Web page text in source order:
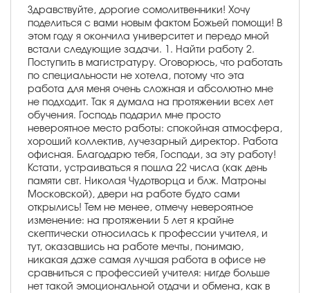
Здравствуйте, дорогие сомолитвенники! Хочу
поделиться с вами новым фактом Божьей помощи! В
этом году я окончила университет и передо мной
встали следующие задачи. 1. Найти работу 2.
Поступить в магистратуру. Оговорюсь, что работать
по специальности не хотела, потому что эта
работа для меня очень сложная и абсолютно мне
не подходит. Так я думала на протяжении всех лет
обучения. Господь подарил мне просто
невероятное место работы: спокойная атмосфера,
хороший коллектив, лучезарный директор. Работа
офисная. Благодарю тебя, Господи, за эту работу!
Кстати, устраиваться я пошла 22 числа (как день
памяти свт. Николая Чудотворца и блж. Матроны
Московской), двери на работе будто сами
открылись! Тем не менее, отмечу невероятное
изменение: на протяжении 5 лет я крайне
скептически относилась к профессии учителя, и
тут, оказавшись на работе мечты, понимаю,
никакая даже самая лучшая работа в офисе не
сравниться с профессией учителя: нигде больше
нет такой эмоциональной отдачи и обмена, как в